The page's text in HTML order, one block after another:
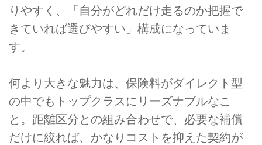
りやすく、「自分がどれだけ走るのか把握で
きていれば選びやすい」構成になっていま
す。
何より大きな魅力は、保険料がダイレクト型
の中でもトップクラスにリーズナブルなこ
と。距離区分との組み合わせで、必要な補償
だけに絞れば、かなりコストを抑えた契約が